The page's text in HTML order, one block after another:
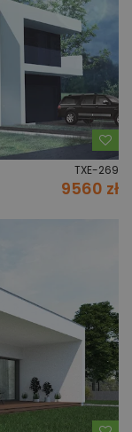
TXE-269
9560 zł